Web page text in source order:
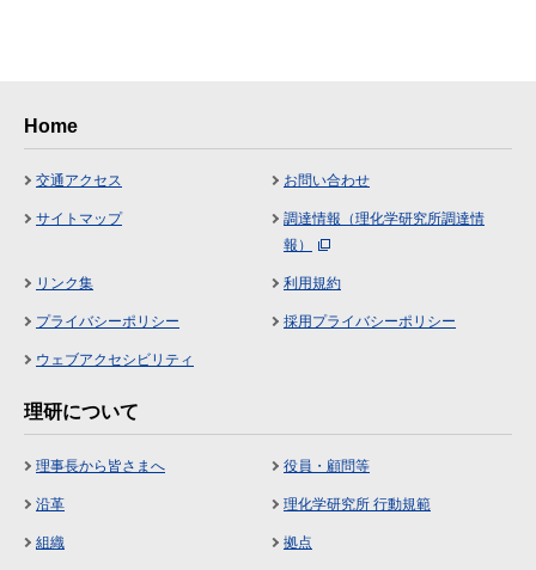
Home
交通アクセス お問い合わせ
サイトマップ
調達情報（理化学研究所調達情
報）
リンク集 利用規約
プライバシーポリシー 採用プライバシーポリシー
ウェブアクセシビリティ
理研について
理事長から皆さまへ 役員・顧問等
沿革 理化学研究所 行動規範
組織 拠点